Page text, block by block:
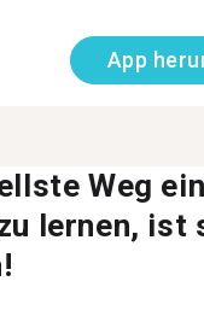
App
Weg
lernen, ist